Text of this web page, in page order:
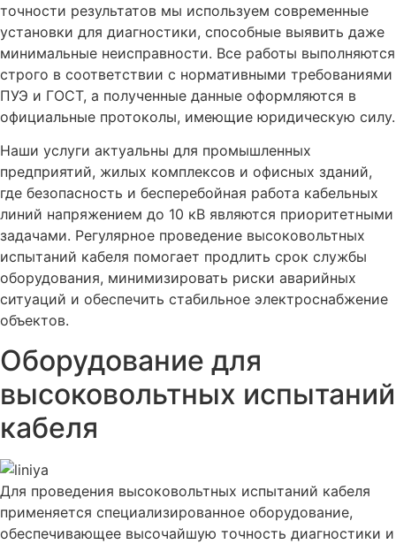
точности результатов мы используем современные
установки для диагностики, способные выявить даже
минимальные неисправности. Все работы выполняются
строго в соответствии с нормативными требованиями
ПУЭ и ГОСТ, а полученные данные оформляются в
официальные протоколы, имеющие юридическую силу.
Наши услуги актуальны для промышленных
предприятий, жилых комплексов и офисных зданий,
где безопасность и бесперебойная работа кабельных
линий напряжением до 10 кВ являются приоритетными
задачами. Регулярное проведение высоковольтных
испытаний кабеля помогает продлить срок службы
оборудования, минимизировать риски аварийных
ситуаций и обеспечить стабильное электроснабжение
объектов.
Оборудование для
высоковольтных испытаний
кабеля
Для проведения высоковольтных испытаний кабеля
применяется специализированное оборудование,
обеспечивающее высочайшую точность диагностики и